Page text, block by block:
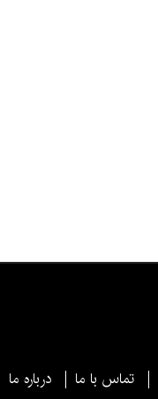
تماس با ما درباره ما